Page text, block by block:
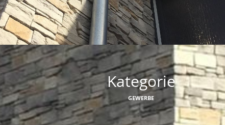
Kategorie
GEWERBE